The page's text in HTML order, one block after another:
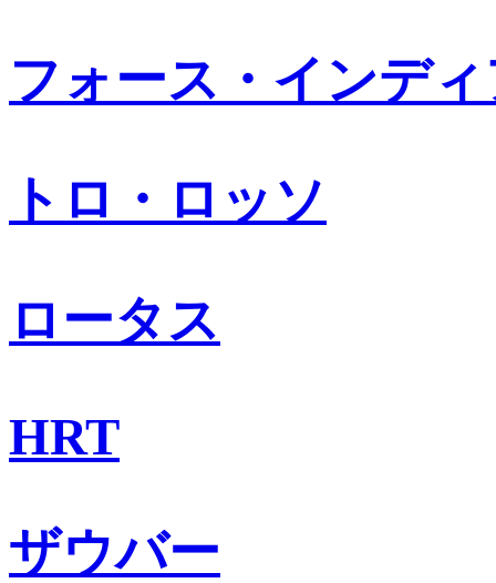
フォース・インデ
トロ・ロッソ
ロータス
HRT
ザウバー